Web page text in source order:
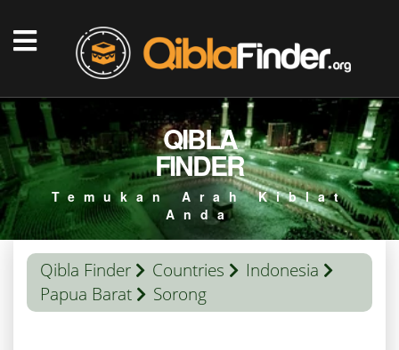
QIBLA
FINDER
Temukan Arah Kiblat
Anda
Qibla Finder Countries
Indonesia
Papua Barat
Sorong